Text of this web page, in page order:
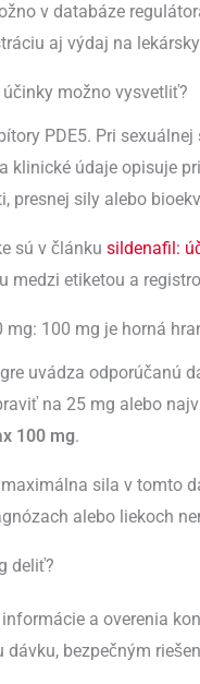
v databáze
aj výdaj na
možno vysvetliť?
PDE5. Pri
klinické údaje opisuje
presnej sily alebo
sú v článku sildenafil:
medzi etiketou a
mg: 100 mg je horná
uvádza odporúčanú
na 25 mg alebo
100 mg.
sila v tomto
alebo liekoch
deliť?
a overenia
bezpečným